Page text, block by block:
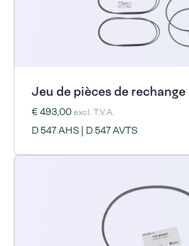
Jeu de pièces de rechange
€ 493,00excl. T.V.A.
D 547 AHS | D 547 AVTS